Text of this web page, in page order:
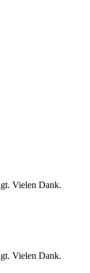
Vielen Dank.
Vielen Dank.